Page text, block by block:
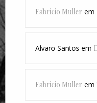
Fabricio Muller em
Alvaro Santos em
Fabricio Muller em